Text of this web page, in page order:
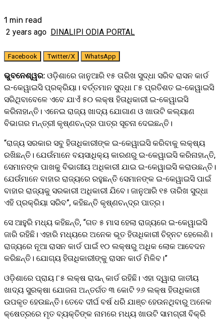
1 min read
2 years ago DINALIPI ODIA PORTAL
Facebook Twitter/X WhatsApp
ଭୁବନେଶ୍ୱର: ଓଡ଼ିଶାରେ ଜାନୁଆରି ୧୫ ତାରିଖ ସୁଦ୍ଧା ସରିବ ରାସନ କାର୍ଡ
ଇ-କେୱାଇସି ପ୍ରକ୍ରିୟା। ବର୍ତ୍ତମାନ ସୁଦ୍ଧା ୮୫ ପ୍ରତିଶତ ଇ-କେୱାଇସି
ସରିଥିବାବେଳେ ଏବେ ଯାଏଁ ୫୦ ଲକ୍ଷ ହିତାଧିକାରୀ ଇ-କେୱାଇସି
କରିନାହାନ୍ତି। ଏନେଇ ରାଜ୍ୟ ଖାଦ୍ୟ ଯୋଗାଣ ଓ ଖାଉଟି କଲ୍ୟାଣ
ବିଭାଗର ମନ୍ତ୍ରୀ କୃଷ୍ଣଚନ୍ଦ୍ର ପାତ୍ର ସୂଚନା ଦେଇଛନ୍ତି।
“ରାଜ୍ୟ ସରକାର ସବୁ ହିତାଧିକାରୀଙ୍କ ଇ-କେୱାଇସି କରିବାକୁ ଲକ୍ଷ୍ୟ
ରଖିଛନ୍ତି। ଯେଉଁମାନେ ବୟସାଧିକ୍ୟ କାରଣରୁ ଇ-କେୱାଇସି କରିନାହାନ୍ତି,
ସେମାନଙ୍କ ପାଖକୁ ବିଭାଗୀୟ ଅଧିକାରୀ ଯାଇ ଇ-କେୱାଇସି କରାଉଛନ୍ତି।
ଯେଉଁମାନେ ବାହାର ରାଜ୍ୟରେ ରହୁଛନ୍ତି ସେମାନଙ୍କ ଇ-କେୱାଇସି ପାଇଁ
ବାହାର ରାଜ୍ୟକୁ ସରକାରୀ ଅଧିକାରୀ ଯିବେ। ଜାନୁଆରି ୧୫ ତାରିଖ ସୁଦ୍ଧା
ଏହି ପ୍ରକ୍ରିୟା ସରିବ”, କହିଛନ୍ତି କୃଷ୍ଣଚନ୍ଦ୍ର ପାତ୍ର।
ସେ ଆହୁରି ମଧ୍ୟ କହିଛନ୍ତି, “ଗତ ୫ ମାସ ହେଲା ରାଜ୍ୟରେ ଇ-କେୱାଇସି
ଜାରି ରହିଛି। ଏହାରି ମଧ୍ୟରେ ଅନେକ ଭୂତ ହିତାଧିକାରୀ ଚିହ୍ନଟ ହେଲେଣି।
ରାଜ୍ୟରେ ନୂଆ ରାସନ କାର୍ଡ ପାଇଁ ୧୦ ଲକ୍ଷରୁ ଅଧିକ ଲୋକ ଆବେଦନ
କରିଛନ୍ତି। ଯୋଗ୍ୟ ହିତାଧିକାରୀଙ୍କୁ ରାସନ କାର୍ଡ ମିଳିବ।”
ଓଡ଼ିଶାରେ ପ୍ରାୟ ୮୫ ଲକ୍ଷ ରାସନ୍‌ କାର୍ଡ ରହିଛି। ଏହା ଦ୍ୱାରା ଜାତୀୟ
ଖାଦ୍ୟ ସୁରକ୍ଷା ଯୋଜନା ଅନ୍ତର୍ଗତ ୩ କୋଟି ୨୬ ଲକ୍ଷ ହିତାଧିକାରୀ
ଉପକୃତ ହେଉଛନ୍ତି। ତେବେ ଦୀର୍ଘ ବର୍ଷ ଧରି ଯାଞ୍ଚ ହେଉନଥିବାରୁ ଅନେକ
କ୍ଷେତ୍ରରେ ମୃତ ବ୍ୟକ୍ତିଙ୍କ ନାମରେ ମଧ୍ୟ ଖାଉଟି ସାମଗ୍ରୀ ବିକ୍ରି